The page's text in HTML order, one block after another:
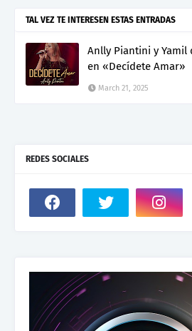
TAL VEZ TE INTERESEN ESTAS ENTRADAS
Anlly Piantini y Yamil
en «Decídete Amar»
March 21, 2025
REDES SOCIALES